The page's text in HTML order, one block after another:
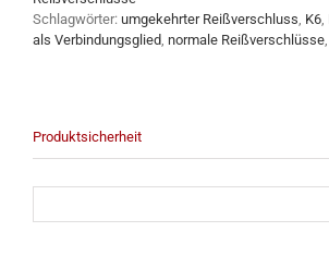
Schlagwörter: umgekehrter Reißverschluss, K6,
als Verbindungsglied, normale Reißverschlüsse,
Produktsicherheit